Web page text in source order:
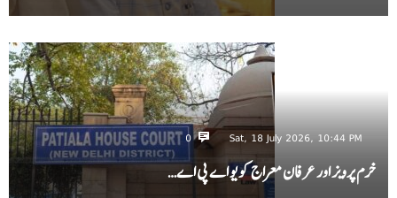
Sat, 18 July 2026, 10:44 PM
0
خرم پرویز اور عرفان معراج کو یو اے پی اے…